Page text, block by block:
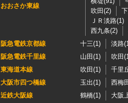
おおさか東線
吹田(2)
ＪＲ淡路(1)
西九条(2)
阪急電鉄京都線
十三(1) 淡路
阪急電鉄千里線
山田(1) 吹田
東海道本線
吹田(1)
千里
大阪市四つ橋線
玉出(1)
西梅
近鉄大阪線
鶴橋(1)
大阪